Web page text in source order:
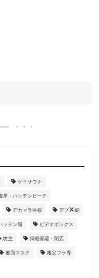
ゲイサウナ
岸・ハッテンビーチ
デカマラ巨根 デブ 細
ッテン場 ビデオボックス
坊主 掲載保留・閉店
覆面マスク 親父フケ専